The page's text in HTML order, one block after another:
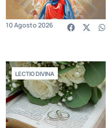
10 Agosto 2026
LECTIO DIVINA